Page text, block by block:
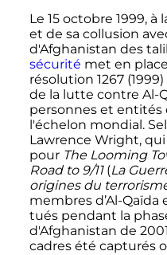
Le 15 octobre 1999, à
et de sa collusion
d'Afghanistan des
sécurité met en
résolution 1267
de la lutte contre Al-
personnes et entités
l'échelon mondial.
Lawrence Wright, qui
pour The Looming
Road to 9/11(La
origines du
membres d’Al-
tués pendant la
d'Afghanistan de
cadres été capturés